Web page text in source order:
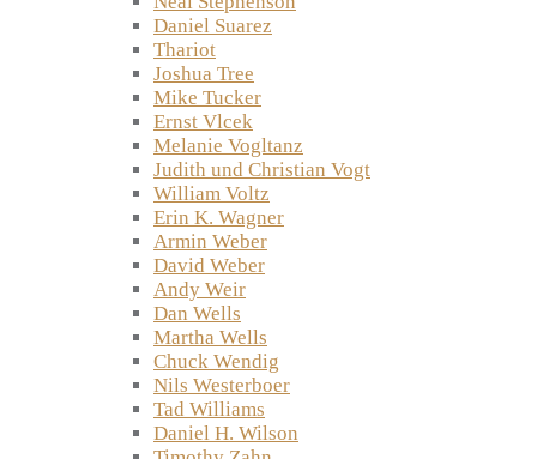
Daniel Suarez
Thariot
Joshua Tree
Mike Tucker
Ernst Vlcek
Melanie Vogltanz
Judith und Christian Vogt
William Voltz
Erin K. Wagner
Armin Weber
David Weber
Andy Weir
Dan Wells
Martha Wells
Chuck Wendig
Nils Westerboer
Tad Williams
Daniel H. Wilson